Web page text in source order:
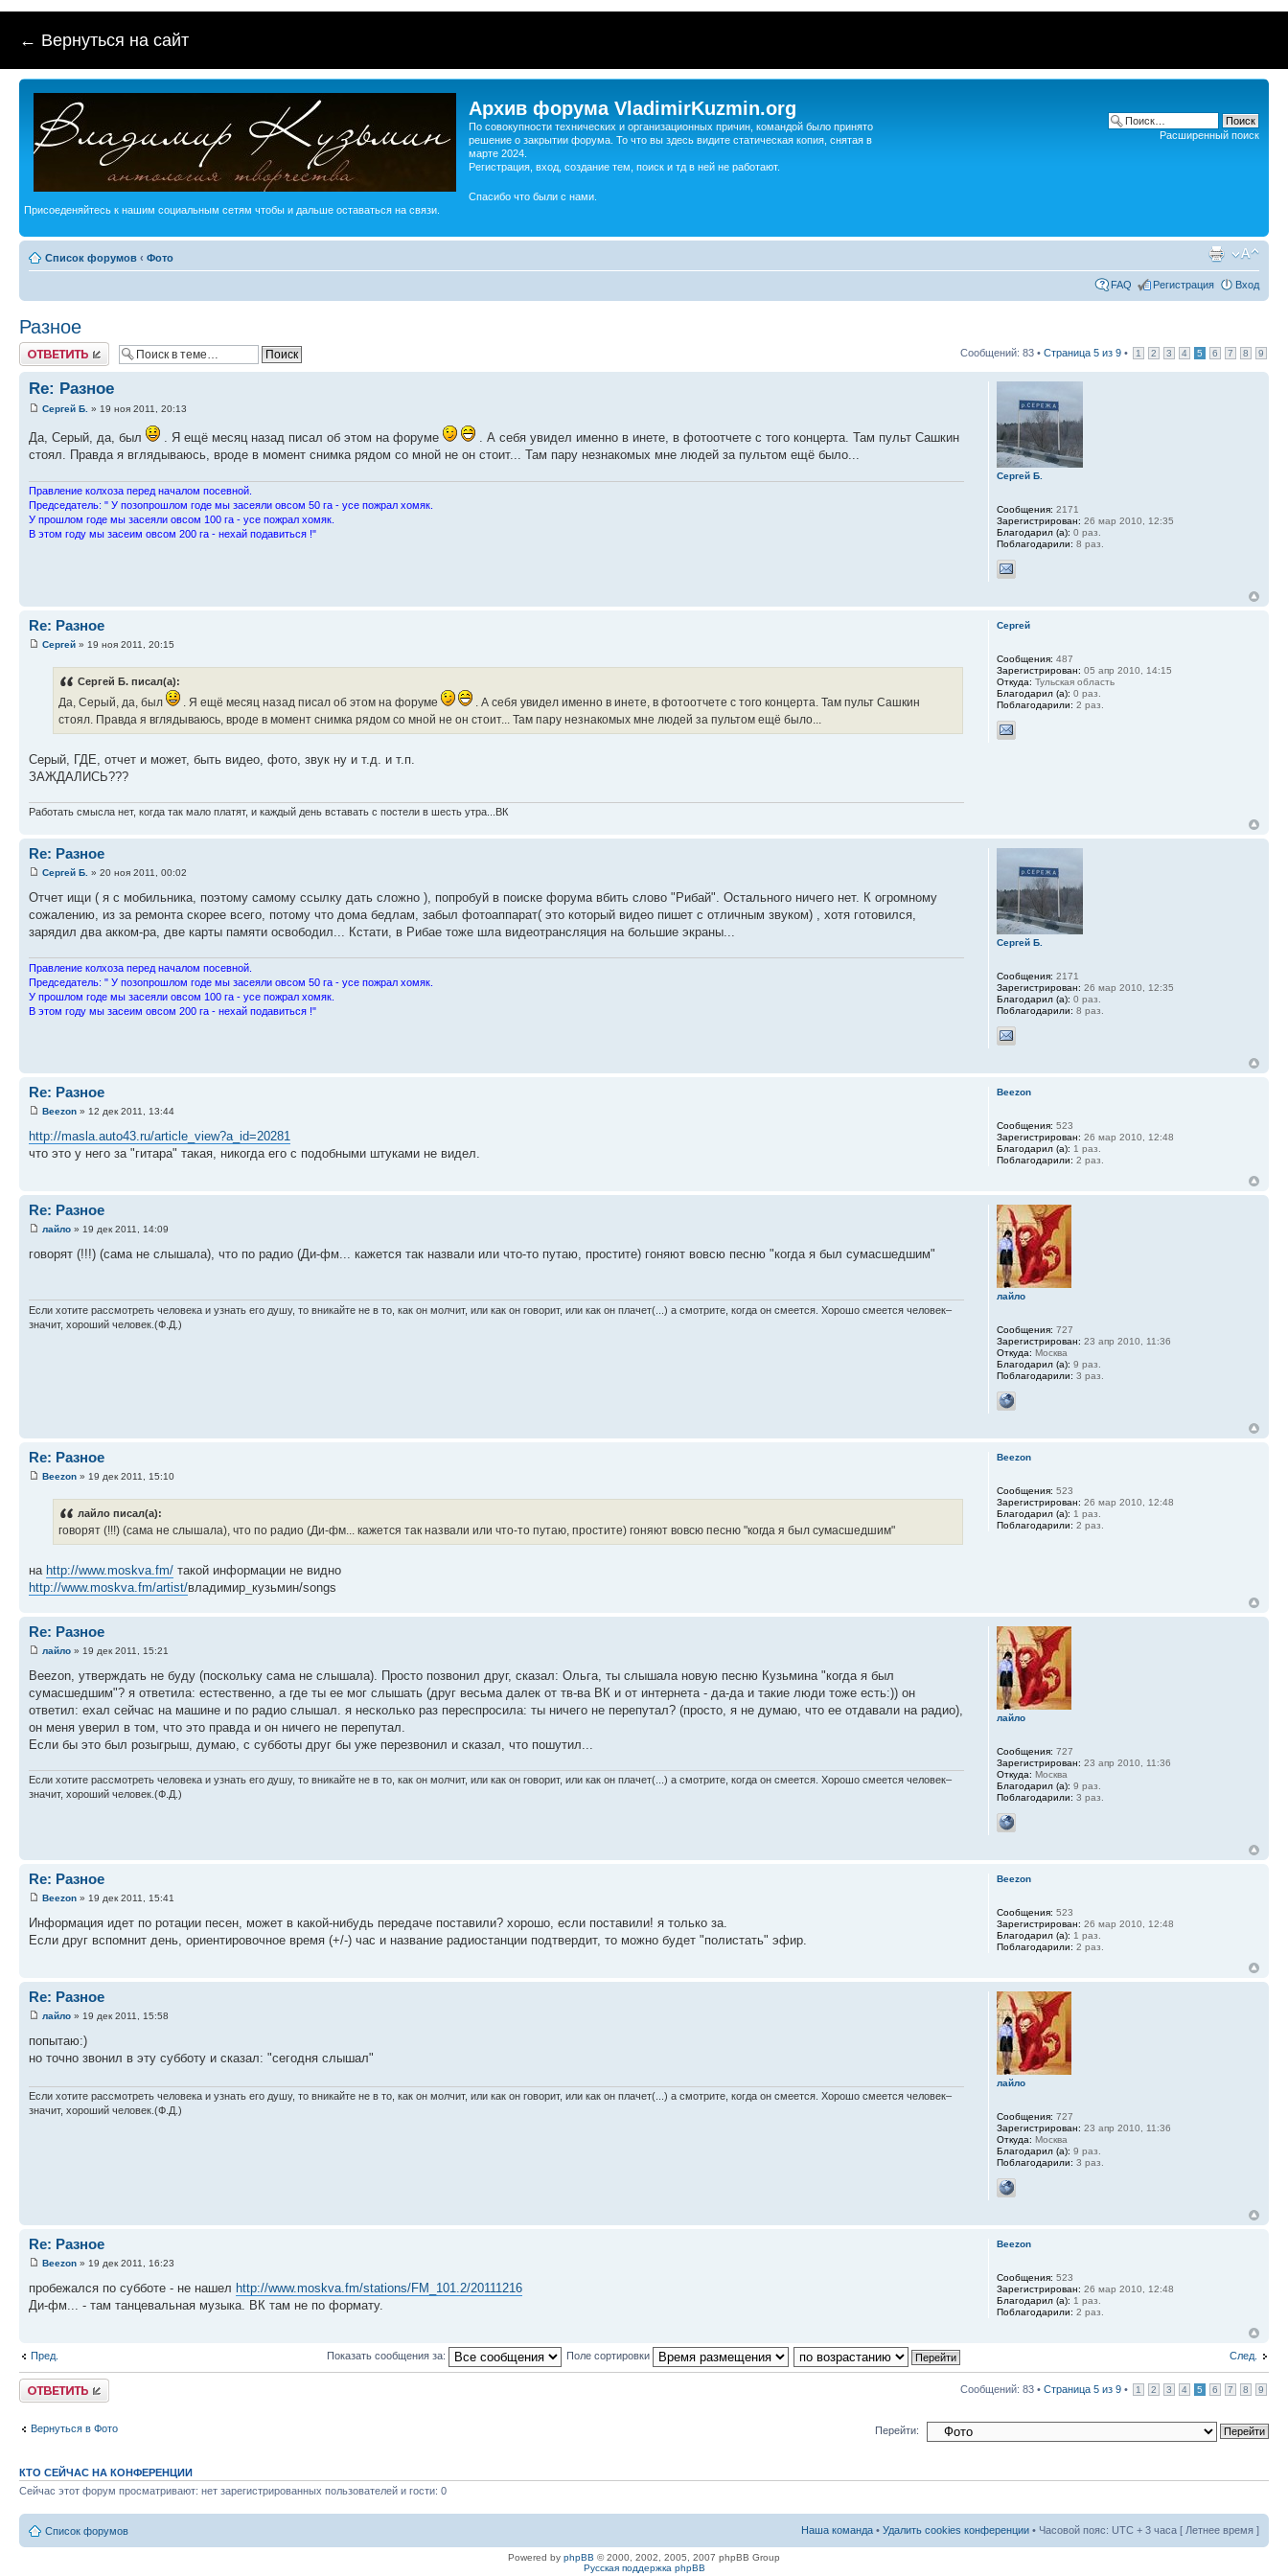
← Вернуться на сайт
Архив форума VladimirKuzmin.org
По совокупности технических и организационных причин, командой было принято
решение о закрытии форума. То что вы здесь видите статическая копия, снятая в
марте 2024.
Регистрация, вход, создание тем, поиск и тд в ней не работают.
Спасибо что были с нами.
Присоеденяйтесь к нашим социальным сетям чтобы и дальше оставаться на связи.
Расширенный поиск
Список форумов ‹ Фото
FAQ Регистрация Вход
Разное
Ответить Сообщений: 83 • Страница 5 из 9 • 1 2 3 4 5 6 7 8 9
Re: Разное
Сергей Б. » 19 ноя 2011, 20:13
Да, Серый, да, был . Я ещё месяц назад писал об этом на форуме
. А себя увидел именно в инете, в фотоотчете с того концерта. Там пульт Сашкин
стоял. Правда я вглядываюсь, вроде в момент снимка рядом со мной не он стоит... Там пару незнакомых мне людей за пультом ещё было...
Пpавление колхоза пеpед началом посевной.
Пpедседатель: " У позопpошлом годе мы засеяли овсом 50 га - усе пожpал хомяк.
У пpошлом годе мы засеяли овсом 100 га - усе пожpал хомяк.
В этом году мы засеим овсом 200 га - нехай подавиться !"
Сергей Б.
Сообщения: 2171
Зарегистрирован: 26 мар 2010, 12:35
Благодарил (а): 0 раз.
Поблагодарили: 8 раз.
Re: Разное
Сергей » 19 ноя 2011, 20:15
Сергей Б. писал(а):
Да, Серый, да, был . Я ещё месяц назад писал об этом на форуме
. А себя увидел именно в инете, в фотоотчете с того концерта. Там пульт Сашкин
стоял. Правда я вглядываюсь, вроде в момент снимка рядом со мной не он стоит... Там пару незнакомых мне людей за пультом ещё было...
Серый, ГДЕ, отчет и может, быть видео, фото, звук ну и т.д. и т.п.
ЗАЖДАЛИСЬ???
Работать смысла нет, когда так мало платят, и каждый день вставать с постели в шесть утра...ВК
Сергей
Сообщения: 487
Зарегистрирован: 05 апр 2010, 14:15
Откуда: Тульская область
Благодарил (а): 0 раз.
Поблагодарили: 2 раз.
Re: Разное
Сергей Б. » 20 ноя 2011, 00:02
Отчет ищи ( я с мобильника, поэтому самому ссылку дать сложно ), попробуй в поиске форума вбить слово "Рибай". Остального ничего нет. К огромному
сожалению, из за ремонта скорее всего, потому что дома бедлам, забыл фотоаппарат( это который видео пишет с отличным звуком) , хотя готовился,
зарядил два акком-ра, две карты памяти освободил... Кстати, в Рибае тоже шла видеотрансляция на большие экраны...
Пpавление колхоза пеpед началом посевной.
Пpедседатель: " У позопpошлом годе мы засеяли овсом 50 га - усе пожpал хомяк.
У пpошлом годе мы засеяли овсом 100 га - усе пожpал хомяк.
В этом году мы засеим овсом 200 га - нехай подавиться !"
Сергей Б.
Сообщения: 2171
Зарегистрирован: 26 мар 2010, 12:35
Благодарил (а): 0 раз.
Поблагодарили: 8 раз.
Re: Разное
Beezon » 12 дек 2011, 13:44
http://masla.auto43.ru/article_view?a_id=20281
что это у него за "гитара" такая, никогда его с подобными штуками не видел.
Beezon
Сообщения: 523
Зарегистрирован: 26 мар 2010, 12:48
Благодарил (а): 1 раз.
Поблагодарили: 2 раз.
Re: Разное
лайло » 19 дек 2011, 14:09
говорят (!!!) (сама не слышала), что по радио (Ди-фм... кажется так назвали или что-то путаю, простите) гоняют вовсю песню "когда я был сумасшедшим"
Если хотите рассмотреть человека и узнать его душу, то вникайте не в то, как он молчит, или как он говорит, или как он плачет(...) а смотрите, когда он смеется. Хорошо смеется человек–
значит, хороший человек.(Ф.Д.)
лайло
Сообщения: 727
Зарегистрирован: 23 апр 2010, 11:36
Откуда: Москва
Благодарил (а): 9 раз.
Поблагодарили: 3 раз.
Re: Разное
Beezon » 19 дек 2011, 15:10
лайло писал(а):
говорят (!!!) (сама не слышала), что по радио (Ди-фм... кажется так назвали или что-то путаю, простите) гоняют вовсю песню "когда я был сумасшедшим"
на http://www.moskva.fm/ такой информации не видно
http://www.moskva.fm/artist/владимир_кузьмин/songs
Beezon
Сообщения: 523
Зарегистрирован: 26 мар 2010, 12:48
Благодарил (а): 1 раз.
Поблагодарили: 2 раз.
Re: Разное
лайло » 19 дек 2011, 15:21
Beezon, утверждать не буду (поскольку сама не слышала). Просто позвонил друг, сказал: Ольга, ты слышала новую песню Кузьмина "когда я был
сумасшедшим"? я ответила: естественно, а где ты ее мог слышать (друг весьма далек от тв-ва ВК и от интернета - да-да и такие люди тоже есть:)) он
ответил: ехал сейчас на машине и по радио слышал. я несколько раз переспросила: ты ничего не перепутал? (просто, я не думаю, что ее отдавали на радио),
он меня уверил в том, что это правда и он ничего не перепутал.
Если бы это был розыгрыш, думаю, с субботы друг бы уже перезвонил и сказал, что пошутил...
Если хотите рассмотреть человека и узнать его душу, то вникайте не в то, как он молчит, или как он говорит, или как он плачет(...) а смотрите, когда он смеется. Хорошо смеется человек–
значит, хороший человек.(Ф.Д.)
лайло
Сообщения: 727
Зарегистрирован: 23 апр 2010, 11:36
Откуда: Москва
Благодарил (а): 9 раз.
Поблагодарили: 3 раз.
Re: Разное
Beezon » 19 дек 2011, 15:41
Информация идет по ротации песен, может в какой-нибудь передаче поставили? хорошо, если поставили! я только за.
Если друг вспомнит день, ориентировочное время (+/-) час и название радиостанции подтвердит, то можно будет "полистать" эфир.
Beezon
Сообщения: 523
Зарегистрирован: 26 мар 2010, 12:48
Благодарил (а): 1 раз.
Поблагодарили: 2 раз.
Re: Разное
лайло » 19 дек 2011, 15:58
попытаю:)
но точно звонил в эту субботу и сказал: "сегодня слышал"
Если хотите рассмотреть человека и узнать его душу, то вникайте не в то, как он молчит, или как он говорит, или как он плачет(...) а смотрите, когда он смеется. Хорошо смеется человек–
значит, хороший человек.(Ф.Д.)
лайло
Сообщения: 727
Зарегистрирован: 23 апр 2010, 11:36
Откуда: Москва
Благодарил (а): 9 раз.
Поблагодарили: 3 раз.
Re: Разное
Beezon » 19 дек 2011, 16:23
пробежался по субботе - не нашел http://www.moskva.fm/stations/FM_101.2/20111216
Ди-фм... - там танцевальная музыка. ВК там не по формату.
Beezon
Сообщения: 523
Зарегистрирован: 26 мар 2010, 12:48
Благодарил (а): 1 раз.
Поблагодарили: 2 раз.
Пред. След.
Показать сообщения за: Поле сортировки
Ответить Сообщений: 83 • Страница 5 из 9 • 1 2 3 4 5 6 7 8 9
Вернуться в Фото Перейти:
КТО СЕЙЧАС НА КОНФЕРЕНЦИИ
Сейчас этот форум просматривают: нет зарегистрированных пользователей и гости: 0
Список форумов Наша команда • Удалить cookies конференции • Часовой пояс: UTC + 3 часа [ Летнее время ]
Powered by phpBB © 2000, 2002, 2005, 2007 phpBB Group
Русская поддержка phpBB